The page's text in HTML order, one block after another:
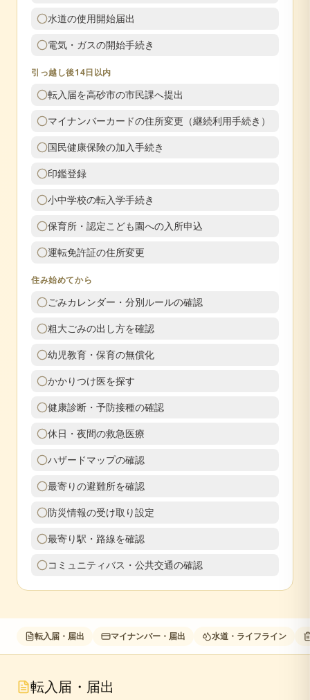
水道の使用開始届出
電気・ガスの開始手続き
引っ越し後14日以内
転入届を高砂市の市民課へ提出
マイナンバーカードの住所変更（継続利用手続き）
国民健康保険の加入手続き
印鑑登録
小中学校の転入学手続き
保育所・認定こども園への入所申込
運転免許証の住所変更
住み始めてから
ごみカレンダー・分別ルールの確認
粗大ごみの出し方を確認
幼児教育・保育の無償化
かかりつけ医を探す
健康診断・予防接種の確認
休日・夜間の救急医療
ハザードマップの確認
最寄りの避難所を確認
防災情報の受け取り設定
最寄り駅・路線を確認
コミュニティバス・公共交通の確認
転入届・届出 マイナンバー・届出 水道・ライフライン
転入届・届出